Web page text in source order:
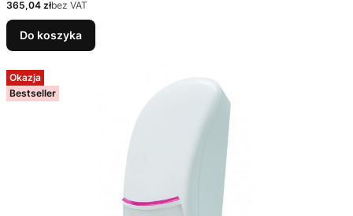
Cena
365,04 złbez VAT
Do koszyka
Okazja
Bestseller